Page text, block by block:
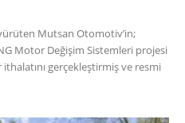
Mutsan Otomotiv’in;
Motor Değişim Sistemleri projesi
gerçekleştirmiş ve resmi